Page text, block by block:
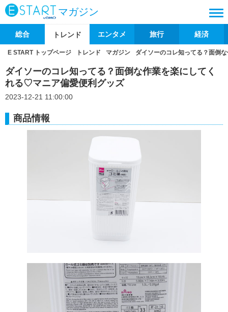
マガジン
総合 トレンド エンタメ 旅行 経済
E START トップページ トレンド マガジン ダイソーのコレ知ってる？面倒
ダイソーのコレ知ってる？面倒な作業を楽にしてく
れる♡マニア偏愛便利グッズ
2023-12-21 11:00:00
商品情報